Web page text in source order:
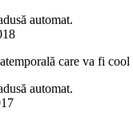
automat.
care va fi cool
automat.